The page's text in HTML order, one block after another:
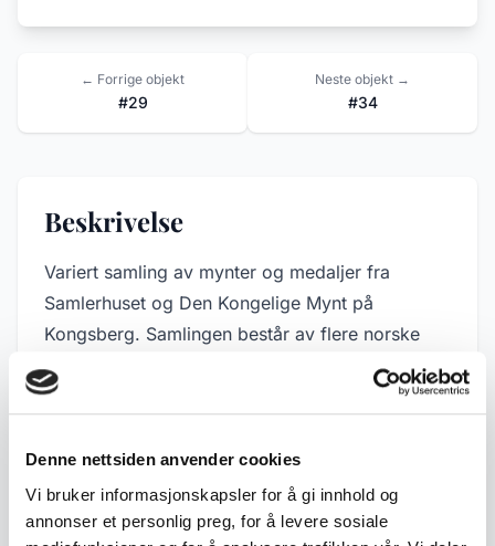
Denne nettsiden anvender cookies
Vi bruker informasjonskapsler for å gi innhold og
annonser et personlig preg, for å levere sosiale
← Forrige objekt
#29
Neste objekt →
#34
Beskrivelse
Variert samling av mynter og medaljer fra
Samlerhuset og Den Kongelige Mynt på
Kongsberg. Samlingen består av flere norske
minnemynt i originale etuier, blant annet 5
kroner 1975-utgivelser med tilhørende
og medaljer.
I tillegg inngår flere dekorative og tematiske